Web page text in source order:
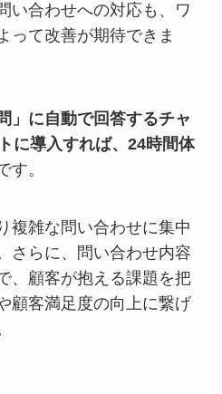
い合わせへの対応も、ワ
って改善が期待できま
」に自動で回答するチャ
に導入すれば、24時間体
す。
複雑な問い合わせに集中
さらに、問い合わせ内容
、顧客が抱える課題を把
顧客満足度の向上に繋げ